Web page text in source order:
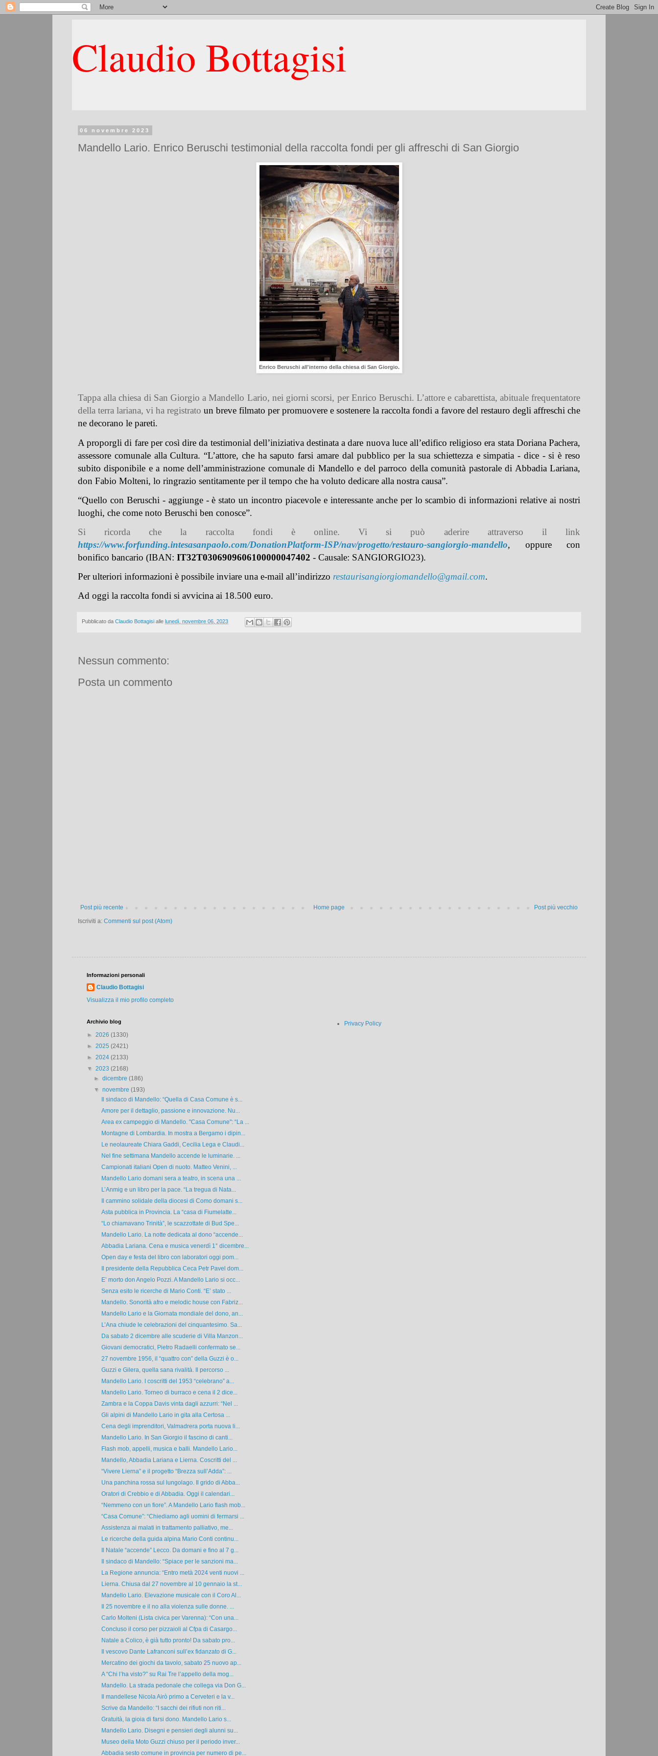
Claudio Bottagisi
06 novembre 2023
Mandello Lario. Enrico Beruschi testimonial della raccolta fondi per gli affreschi di San Giorgio
Enrico Beruschi all'interno della chiesa di San Giorgio.
Tappa alla chiesa di San Giorgio a Mandello Lario, nei giorni scorsi, per Enrico Beruschi. L’attore e cabarettista, abituale frequentatore
della terra lariana, vi ha registrato un breve filmato per promuovere e sostenere la raccolta fondi a favore del restauro degli affreschi che
ne decorano le pareti.
A proporgli di fare per così dire da testimonial dell’iniziativa destinata a dare nuova luce all’edifico religioso era stata Doriana Pachera,
assessore comunale alla Cultura. “L’attore, che ha saputo farsi amare dal pubblico per la sua schiettezza e simpatia - dice - si è reso
subito disponibile e a nome dell’amministrazione comunale di Mandello e del parroco della comunità pastorale di Abbadia Lariana,
don Fabio Molteni, lo ringrazio sentitamente per il tempo che ha voluto dedicare alla nostra causa”.
“Quello con Beruschi - aggiunge - è stato un incontro piacevole e interessante anche per lo scambio di informazioni relative ai nostri
luoghi, che come noto Beruschi ben conosce”.
Si ricorda che la raccolta fondi è online. Vi si può aderire attraverso il link
https://www.forfunding.intesasanpaolo.com/DonationPlatform-ISP/nav/progetto/restauro-sangiorgio-mandello, oppure con
bonifico bancario (IBAN: IT32T0306909606100000047402 - Causale: SANGIORGIO23).
Per ulteriori informazioni è possibile inviare una e-mail all’indirizzo restaurisangiorgiomandello@gmail.com.
Ad oggi la raccolta fondi si avvicina ai 18.500 euro.
Pubblicato da Claudio Bottagisi alle lunedì, novembre 06, 2023
Nessun commento:
Posta un commento
Post più recente Post più vecchio
Home page
Iscriviti a: Commenti sul post (Atom)
Informazioni personali
Claudio Bottagisi
Visualizza il mio profilo completo
Archivio blog
► 2026 (1330)
► 2025 (2421)
► 2024 (2133)
▼ 2023 (2168)
►dicembre(186)
▼novembre(193)
Il sindaco di Mandello: “Quella di Casa Comune è s...
Amore per il dettaglio, passione e innovazione. Nu...
Area ex campeggio di Mandello. "Casa Comune": “La ...
Montagne di Lombardia. In mostra a Bergamo i dipin...
Le neolaureate Chiara Gaddi, Cecilia Lega e Claudi...
Nel fine settimana Mandello accende le luminarie. ...
Campionati italiani Open di nuoto. Matteo Venini, ...
Mandello Lario domani sera a teatro, in scena una ...
L’Anmig e un libro per la pace. “La tregua di Nata...
Il cammino solidale della diocesi di Como domani s...
Asta pubblica in Provincia. La “casa di Fiumelatte...
“Lo chiamavano Trinità”, le scazzottate di Bud Spe...
Mandello Lario. La notte dedicata al dono “accende...
Abbadia Lariana. Cena e musica venerdì 1° dicembre...
Open day e festa del libro con laboratori oggi pom...
Il presidente della Repubblica Ceca Petr Pavel dom...
E’ morto don Angelo Pozzi. A Mandello Lario si occ...
Senza esito le ricerche di Mario Conti. “E’ stato ...
Mandello. Sonorità afro e melodic house con Fabriz...
Mandello Lario e la Giornata mondiale del dono, an...
L’Ana chiude le celebrazioni del cinquantesimo. Sa...
Da sabato 2 dicembre alle scuderie di Villa Manzon...
Giovani democratici, Pietro Radaelli confermato se...
27 novembre 1956, il “quattro con” della Guzzi è o...
Guzzi e Gilera, quella sana rivalità. Il percorso ...
Mandello Lario. I coscritti del 1953 “celebrano” a...
Mandello Lario. Torneo di burraco e cena il 2 dice...
Zambra e la Coppa Davis vinta dagli azzurri: “Nel ...
Gli alpini di Mandello Lario in gita alla Certosa ...
Cena degli imprenditori, Valmadrera porta nuova li...
Mandello Lario. In San Giorgio il fascino di canti...
Flash mob, appelli, musica e balli. Mandello Lario...
Mandello, Abbadia Lariana e Lierna. Coscritti del ...
“Vivere Lierna” e il progetto “Brezza sull’Adda”: ...
Una panchina rossa sul lungolago. Il grido di Abba...
Oratori di Crebbio e di Abbadia. Oggi il calendari...
“Nemmeno con un fiore”. A Mandello Lario flash mob...
“Casa Comune”: “Chiediamo agli uomini di fermarsi ...
Assistenza ai malati in trattamento palliativo, me...
Le ricerche della guida alpina Mario Conti continu...
Il Natale “accende” Lecco. Da domani e fino al 7 g...
Il sindaco di Mandello: “Spiace per le sanzioni ma...
La Regione annuncia: “Entro metà 2024 venti nuovi ...
Lierna. Chiusa dal 27 novembre al 10 gennaio la st...
Mandello Lario. Elevazione musicale con il Coro Al...
Il 25 novembre e il no alla violenza sulle donne. ...
Carlo Molteni (Lista civica per Varenna): “Con una...
Concluso il corso per pizzaioli al Cfpa di Casargo...
Natale a Colico, è già tutto pronto! Da sabato pro...
Il vescovo Dante Lafranconi sull’ex fidanzato di G...
Mercatino dei giochi da tavolo, sabato 25 nuovo ap...
A “Chi l’ha visto?” su Rai Tre l’appello della mog...
Mandello. La strada pedonale che collega via Don G...
Il mandellese Nicola Airò primo a Cerveteri e la v...
Scrive da Mandello: “I sacchi dei rifiuti non riti...
Gratuità, la gioia di farsi dono. Mandello Lario s...
Mandello Lario. Disegni e pensieri degli alunni su...
Museo della Moto Guzzi chiuso per il periodo inver...
Abbadia sesto comune in provincia per numero di pe...
Privacy Policy